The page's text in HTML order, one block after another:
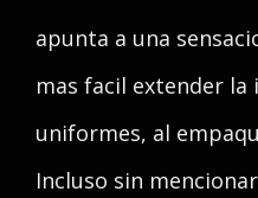
apunta a una
mas facil extender la
uniformes, al
Incluso sin